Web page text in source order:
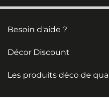
Besoin d'aide ?
Décor Discount
Les produits déco de